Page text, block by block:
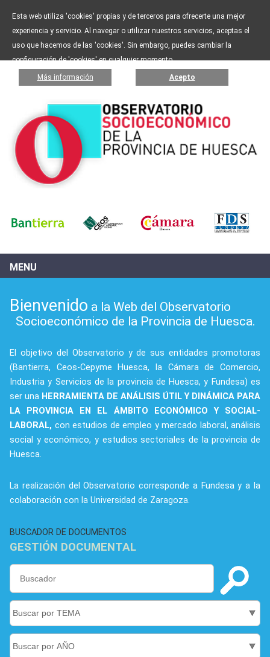
Esta web utiliza 'cookies' propias y de terceros para ofrecerte una mejor
experiencia y servicio. Al navegar o utilizar nuestros servicios, aceptas el
uso que hacemos de las 'cookies'. Sin embargo, puedes cambiar la
configuración de 'cookies' en cualquier momento.
Más información Acepto
MENU
Bienvenido a la Web del Observatorio
Socioeconómico de la Provincia de Huesca.
El objetivo del Observatorio y de sus entidades promotoras
(Bantierra, Ceos-Cepyme Huesca, la Cámara de Comercio,
Industria y Servicios de la provincia de Huesca, y Fundesa) es
ser una HERRAMIENTA DE ANÁLISIS ÚTIL Y DINÁMICA PARA
LA PROVINCIA EN EL ÁMBITO ECONÓMICO Y SOCIAL-
LABORAL, con estudios de empleo y mercado laboral, análisis
social y económico, y estudios sectoriales de la provincia de
Huesca.
La realización del Observatorio corresponde a Fundesa y a la
colaboración con la Universidad de Zaragoza.
BUSCADOR DE DOCUMENTOS
GESTIÓN DOCUMENTAL